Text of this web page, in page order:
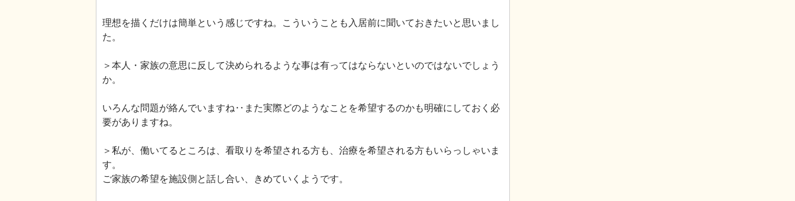
理想を描くだけは簡単という感じですね。こういうことも入居前に聞いておきたいと思いまし
た。
＞本人・家族の意思に反して決められるような事は有ってはならないといのではないでしょう
か。
いろんな問題が絡んでいますね‥また実際どのようなことを希望するのかも明確にしておく必
要がありますね。
＞私が、働いてるところは、看取りを希望される方も、治療を希望される方もいらっしゃいま
す。
ご家族の希望を施設側と話し合い、きめていくようです。